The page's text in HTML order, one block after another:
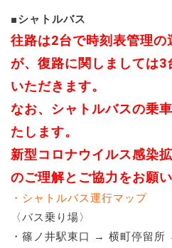
■シャトルバス
往路は2台で時刻表管理
が、復路に関しましては
いただきます。
なお、シャトルバスの乗
たします。
新型コロナウイルス感染
のご理解とご協力をお願い
・シャトルバス運行マップ
〈バス乗り場〉
・篠ノ井駅東口 → 横町停留